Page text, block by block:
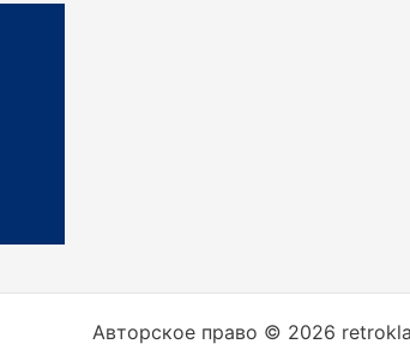
Авторское право © 2026